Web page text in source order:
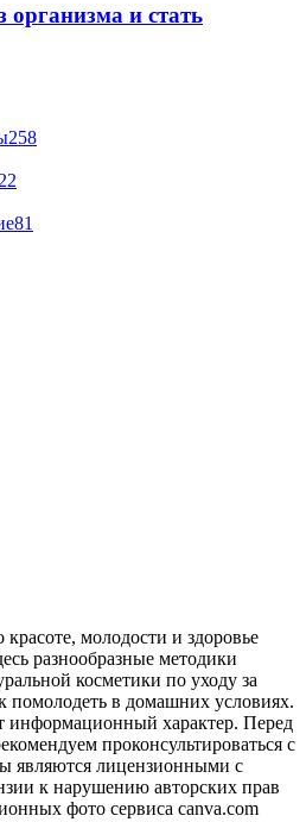
организма и стать
258
81
молодости и здоровье
разнообразные методики
косметики по уходу за
помолодеть в домашних условиях.
информационный характер. Перед
проконсультироваться с
являются лицензионными с
к нарушению авторских прав
фото сервиса canva.com